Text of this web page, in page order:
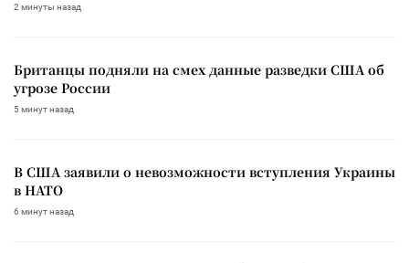
2 минуты назад
Британцы подняли на смех данные разведки США об
угрозе России
5 минут назад
В США заявили о невозможности вступления Украины
в НАТО
6 минут назад